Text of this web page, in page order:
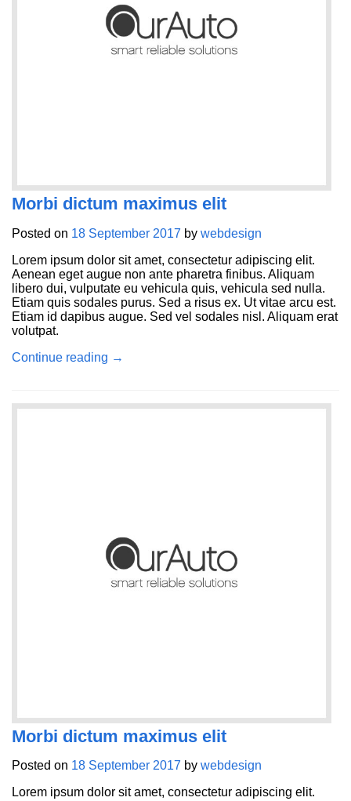
Morbi dictum maximus elit
Posted on 18 September 2017 by webdesign
Lorem ipsum dolor sit amet, consectetur adipiscing elit.
Aenean eget augue non ante pharetra finibus. Aliquam
libero dui, vulputate eu vehicula quis, vehicula sed nulla.
Etiam quis sodales purus. Sed a risus ex. Ut vitae arcu est.
Etiam id dapibus augue. Sed vel sodales nisl. Aliquam erat
volutpat.
Continue reading →
Morbi dictum maximus elit
Posted on 18 September 2017 by webdesign
Lorem ipsum dolor sit amet, consectetur adipiscing elit.